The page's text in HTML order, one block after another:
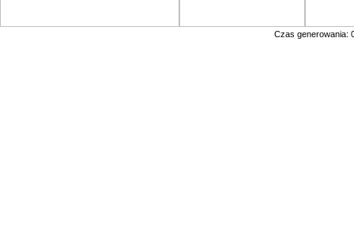
Czas generowania: